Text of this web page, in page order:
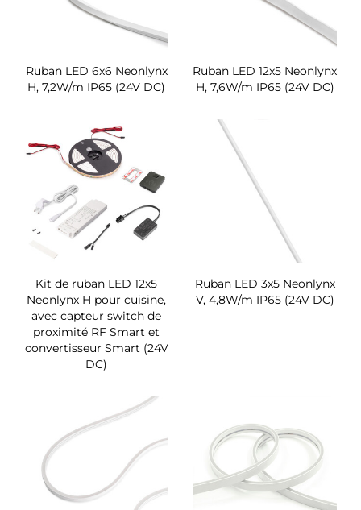
Ruban LED 6x6 Neonlynx
H, 7,2W/m IP65 (24V DC)
Ruban LED 12x5 Neonlynx
H, 7,6W/m IP65 (24V DC)
Kit de ruban LED 12x5
Neonlynx H pour cuisine,
avec capteur switch de
proximité RF Smart et
convertisseur Smart (24V
DC)
Ruban LED 3x5 Neonlynx
V, 4,8W/m IP65 (24V DC)